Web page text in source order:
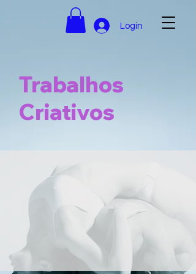
Login
Trabalhos
Criativos